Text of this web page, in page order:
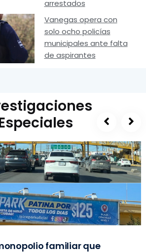
arrestados
Vanegas opera con
solo ocho policías
municipales ante falta
de aspirantes
familiar que